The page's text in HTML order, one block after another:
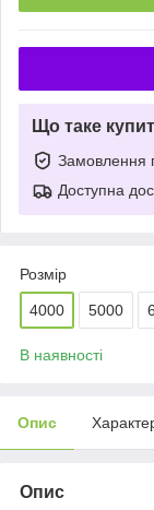
Що таке
Замовлення
Доступна
Розмір
4000 5000
В наявності
Опис
Опис